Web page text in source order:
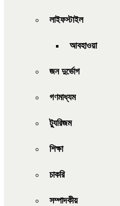
লাইফস্টাইল
আবহাওয়া
জন দুর্ভোগ
গণমাধ্যম
ট্যুরিজম
শিক্ষা
চাকরি
সম্পাদকীয়